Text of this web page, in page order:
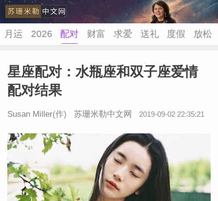
苏珊米
月运 2026 配对 财富 求爱 送礼 度假 放松
星座配对：水瓶座和双子座爱情
配对结果
Susan Miller(作) 苏珊米勒中文网 2019-09-02 22:35:21